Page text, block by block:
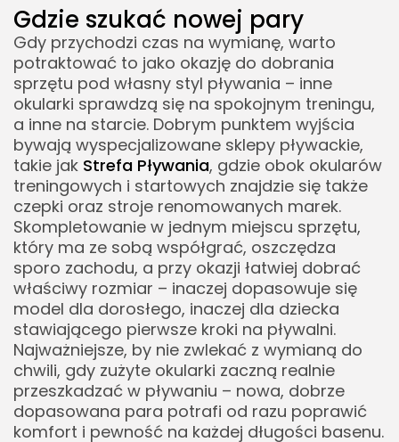
Gdzie szukać nowej pary
Gdy przychodzi czas na wymianę, warto
potraktować to jako okazję do dobrania
sprzętu pod własny styl pływania – inne
okularki sprawdzą się na spokojnym treningu,
a inne na starcie. Dobrym punktem wyjścia
bywają wyspecjalizowane sklepy pływackie,
takie jak Strefa Pływania, gdzie obok okularów
treningowych i startowych znajdzie się także
czepki oraz stroje renomowanych marek.
Skompletowanie w jednym miejscu sprzętu,
który ma ze sobą współgrać, oszczędza
sporo zachodu, a przy okazji łatwiej dobrać
właściwy rozmiar – inaczej dopasowuje się
model dla dorosłego, inaczej dla dziecka
stawiającego pierwsze kroki na pływalni.
Najważniejsze, by nie zwlekać z wymianą do
chwili, gdy zużyte okularki zaczną realnie
przeszkadzać w pływaniu – nowa, dobrze
dopasowana para potrafi od razu poprawić
komfort i pewność na każdej długości basenu.